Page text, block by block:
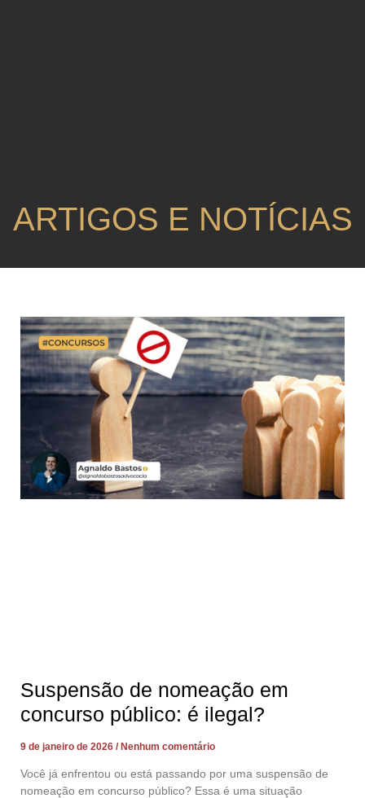
ARTIGOS E NOTÍCIAS
Suspensão de nomeação em
concurso público: é ilegal?
9 de janeiro de 2026 Nenhum comentário
Você já enfrentou ou está passando por uma suspensão de
nomeação em concurso público? Essa é uma situação